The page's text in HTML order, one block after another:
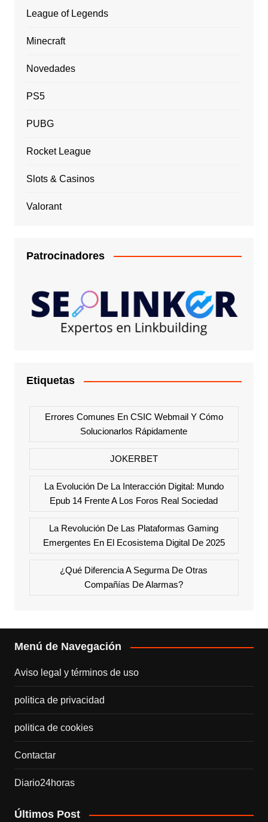
League of Legends
Minecraft
Novedades
PS5
PUBG
Rocket League
Slots & Casinos
Valorant
Patrocinadores
Etiquetas
Errores Comunes En CSIC Webmail Y Cómo
Solucionarlos Rápidamente
JOKERBET
La Evolución De La Interacción Digital: Mundo
Epub 14 Frente A Los Foros Real Sociedad
La Revolución De Las Plataformas Gaming
Emergentes En El Ecosistema Digital De 2025
¿Qué Diferencia A Segurma De Otras
Compañías De Alarmas?
Menú de Navegación
Aviso legal y términos de uso
politica de privacidad
politica de cookies
Contactar
Diario24horas
Últimos Post